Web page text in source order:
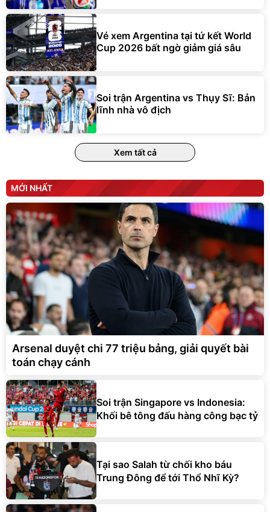
Vé xem Argentina tại tứ kết World
Cup 2026 bất ngờ giảm giá sâu
Soi trận Argentina vs Thụy Sĩ: Bản
lĩnh nhà vô địch
Xem tất cả
MỚI NHẤT
Arsenal duyệt chi 77 triệu bảng, giải quyết bài
toán chạy cánh
Soi trận Singapore vs Indonesia:
Khối bê tông đấu hàng công bạc tỷ
Tại sao Salah từ chối kho báu
Trung Đông để tới Thổ Nhĩ Kỳ?